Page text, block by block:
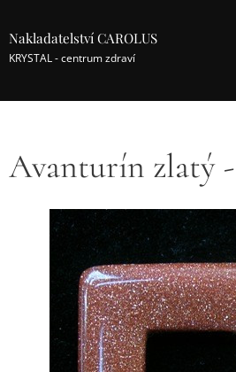
Nakladatelství CAROLUS
KRYSTAL - centrum zdraví
Avanturín zlatý